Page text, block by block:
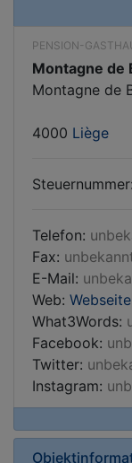
PENSION-
Montagne de
Montagne de
4000 Liège
Steuernummer:
Telefon:
Fax:
E-Mail:
Web:
What3Words:
Facebook:
Twitter:
Instagram: